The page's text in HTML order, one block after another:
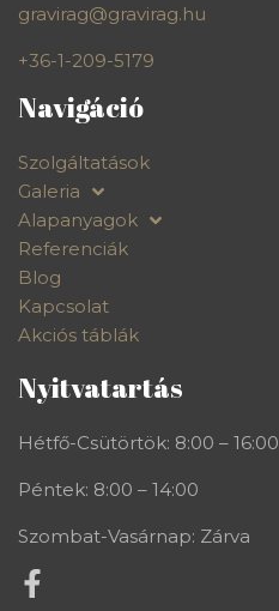
gravirag@gravirag.hu
+36-1-209-5179
Navigáció
Szolgáltatások
Galeria
Alapanyagok
Referenciák
Blog
Kapcsolat
Akciós táblák
Nyitvatartás
Hétfő-Csütörtök: 8:00 – 16:00
Péntek: 8:00 – 14:00
Szombat-Vasárnap: Zárva